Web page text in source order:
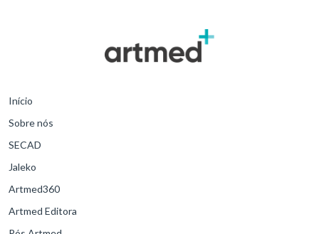
Início
Sobre nós
SECAD
Jaleko
Artmed360
Artmed Editora